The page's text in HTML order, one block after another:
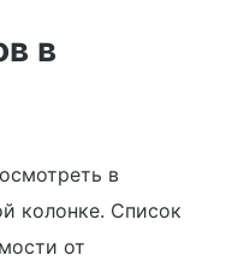
в
в
колонке. Список
от